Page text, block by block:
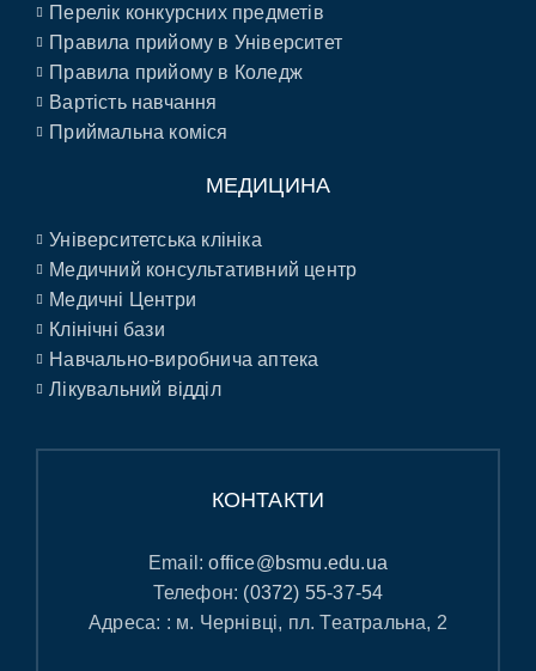
Перелік конкурсних предметів
Правила прийому в Університет
Правила прийому в Коледж
Вартість навчання
Приймальна коміся
МЕДИЦИНА
Університетська клініка
Медичний консультативний центр
Медичні Центри
Клінічні бази
Навчально-виробнича аптека
Лікувальний відділ
КОНТАКТИ
Email:office@bsmu.edu.ua
Телефон: (0372) 55-37-54
Адреса: : м. Чернівці, пл. Театральна, 2